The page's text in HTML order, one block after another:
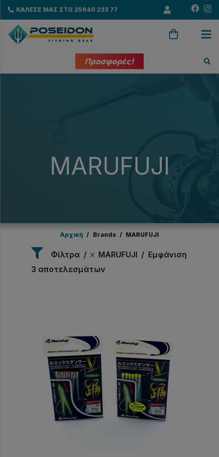
ΚΑΛΕΣΕ ΜΑΣ ΣΤΟ 25940 233 77
Προσφορές!
MARUFUJI
Αρχική / Brands / MARUFUJI
Φίλτρα MARUFUJI
Εμφάνιση
3 αποτελεσμάτων